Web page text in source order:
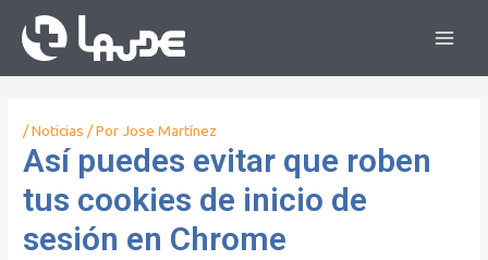
/Noticias / PorJose Martínez
Así puedes evitar que roben
tus cookies de inicio de
sesión en Chrome